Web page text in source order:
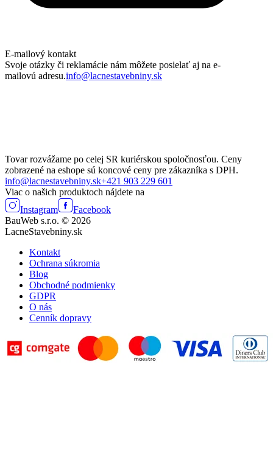
E-mailový kontakt
Svoje otázky či reklamácie nám môžete posielať aj na e-
mailovú adresu.info@lacnestavebniny.sk
Tovar rozvážame po celej SR kuriérskou spoločnosťou. Ceny
zobrazené na eshope sú koncové ceny pre zákazníka s DPH.
info@lacnestavebniny.sk+421 903 229 601
Viac o našich produktoch nájdete na
Instagram
Facebook
BauWeb s.r.o. © 2026
LacneStavebniny.sk
Kontakt
Ochrana súkromia
Blog
Obchodné podmienky
GDPR
O nás
Cenník dopravy